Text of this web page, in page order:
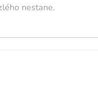
nestane.